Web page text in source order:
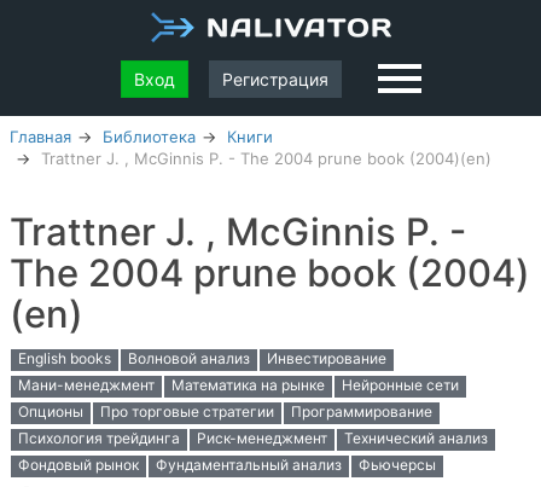
Вход Регистрация
Главная Библиотека
Книги
Trattner J. , McGinnis P. - The 2004 prune book (2004)(en)
Trattner J. , McGinnis P. -
The 2004 prune book (2004)
(en)
English books Волновой анализ
Инвестирование
Мани-менеджмент
Математика на рынке
Нейронные сети
Опционы
Про торговые стратегии
Программирование
Психология трейдинга
Риск-менеджмент
Технический анализ
Фондовый рынок
Фундаментальный анализ Фьючерсы